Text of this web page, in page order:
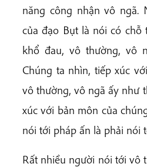
năng công nhận vô ngã.
của đạo Bụt là nói có chỗ
khổ đau, vô thường, vô
Chúng ta nhìn, tiếp xúc
vô thường, vô ngã ấy như
xúc với bản môn của
nói tới pháp ấn là phải nói
Rất nhiều người nói tới vô